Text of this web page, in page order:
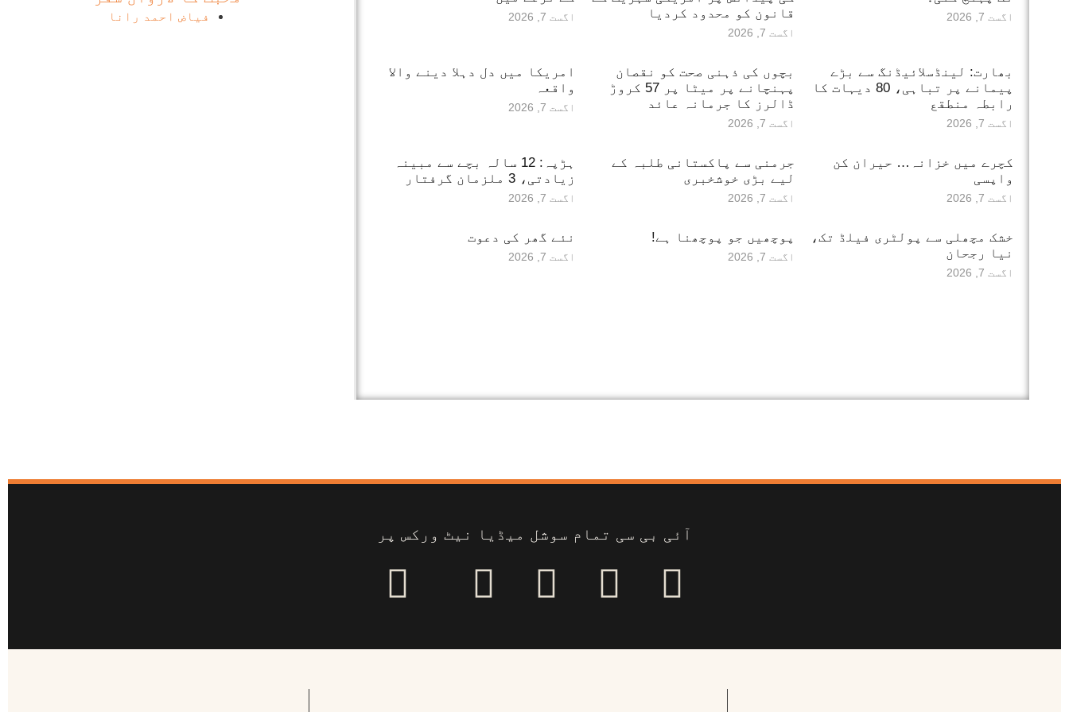
اگست 7, 2026
قانون کو محدود کردیا
اگست 7, 2026
اگست 7, 2026
بھارت: لینڈسلائیڈنگ سے بڑے
پیمانے پر تباہی، 80 دیہات کا
رابطہ منطقع
اگست 7, 2026
بچوں کی ذہنی صحت کو نقصان
پہنچانے پر میٹا پر 57 کروڑ
ڈالرز کا جرمانہ عائد
اگست 7, 2026
امریکا میں دل دہلا دینے والا
واقعہ
اگست 7, 2026
کچرے میں خزانہ… حیران کن
واپسی
اگست 7, 2026
جرمنی سے پاکستانی طلبہ کے
لیے بڑی خوشخبری
اگست 7, 2026
ہڑپہ: 12 سالہ بچے سے مبینہ
زیادتی، 3 ملزمان گرفتار
اگست 7, 2026
خشک مچھلی سے پولٹری فیلڈ تک،
نیا رجحان
اگست 7, 2026
پوچھیں جو پوچھنا ہے!
اگست 7, 2026
نئے گھر کی دعوت
اگست 7, 2026
فیاض احمد رانا
آئی بی سی تمام سوشل میڈیا نیٹ ورکس پر